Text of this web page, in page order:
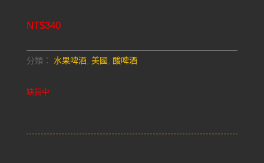
NT$340
分類： 水果啤酒, 美國, 酸啤酒
缺貨中